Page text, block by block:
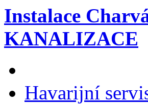
Instalace
KANALIZACE
Havarijní